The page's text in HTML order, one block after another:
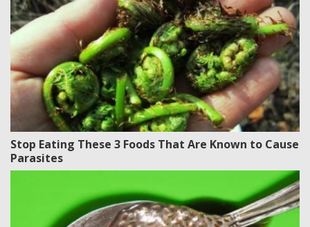
Stop Eating These 3 Foods That Are Known to Cause
Parasites